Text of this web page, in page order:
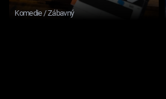
Komedie / Zábavný